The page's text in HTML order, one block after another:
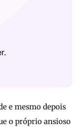
e mesmo depois
o próprio ansioso